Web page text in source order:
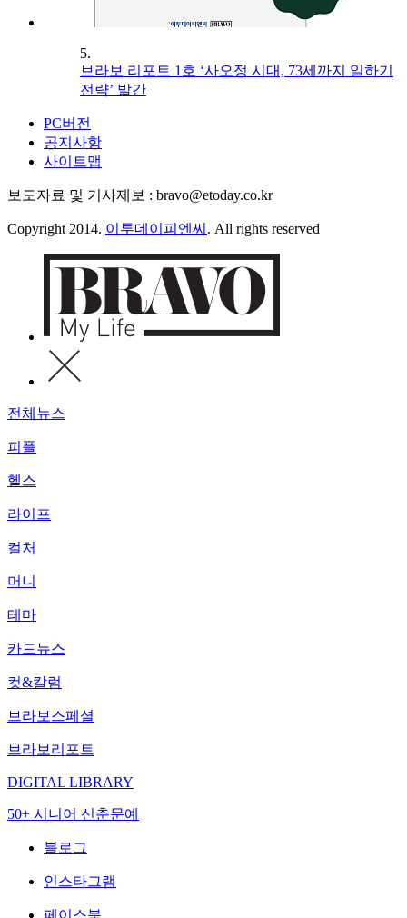
5.
브라보 리포트 1호 ‘사오정 시대, 73세까지 일하기
전략’ 발간
PC버전
공지사항
사이트맵
보도자료 및 기사제보 : bravo@etoday.co.kr
Copyright 2014. 이투데이피엔씨 . All rights reserved
전체뉴스
피플
헬스
라이프
컬처
머니
테마
카드뉴스
컷&칼럼
브라보스페셜
브라보리포트
DIGITAL LIBRARY
50+ 시니어 신춘문예
블로그
인스타그램